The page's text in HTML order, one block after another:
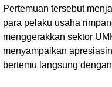
Pertemuan tersebut
para pelaku usaha
menggerakkan sektor
menyampaikan
bertemu langsung